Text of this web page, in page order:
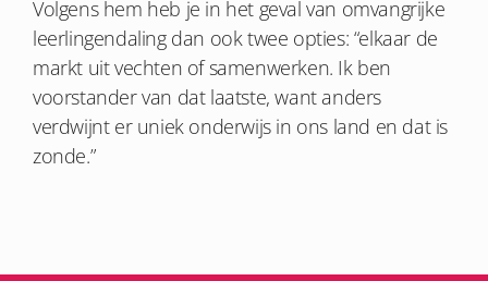
Volgens hem heb je in het geval van omvangrijke
leerlingendaling dan ook twee opties: “elkaar de
markt uit vechten of samenwerken. Ik ben
voorstander van dat laatste, want anders
verdwijnt er uniek onderwijs in ons land en dat is
zonde.”